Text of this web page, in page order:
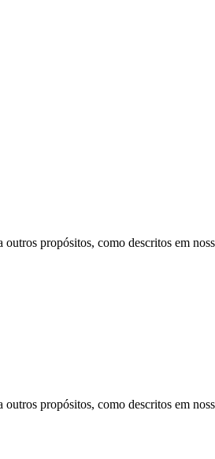
outros propósitos, como descritos em
outros propósitos, como descritos em